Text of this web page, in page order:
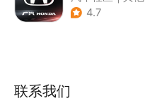
4.7
联系我们